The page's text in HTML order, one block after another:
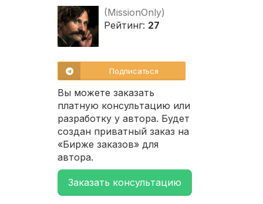
(MissionOnly)
Рейтинг: 27
Подписаться
Вы можете заказать
платную консультацию или
разработку у автора. Будет
создан приватный заказ на
«Бирже заказов» для
автора.
Заказать консультацию